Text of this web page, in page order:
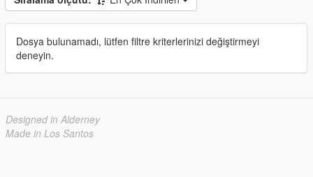
Dosya bulunamadı, lütfen filtre kriterlerinizi değiştirmeyi
deneyin.
Designed in Alderney
Made in Los Santos